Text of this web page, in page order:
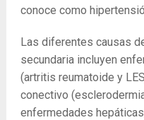
conoce como
Las diferentes causas
secundaria incluyen
(artritis reumatoide y
conectivo
enfermedades